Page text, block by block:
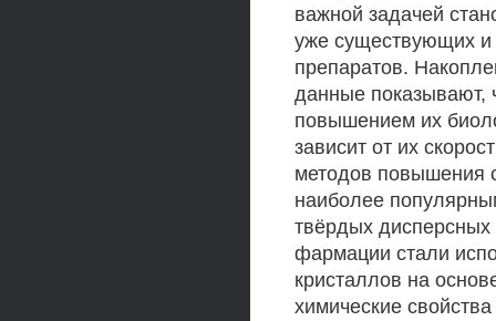
важной задачей
уже существующих и
препаратов.
данные показывают,
повышением их
зависит от их
методов повышения
наиболее
твёрдых дисперсных
фармации стали
кристаллов на
химические